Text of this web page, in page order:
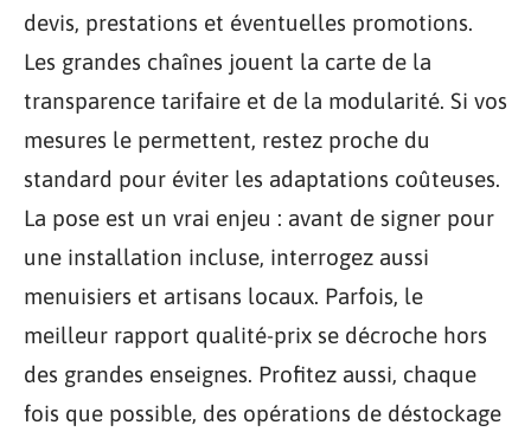
devis, prestations et éventuelles promotions.
Les grandes chaînes jouent la carte de la
transparence tarifaire et de la modularité. Si vos
mesures le permettent, restez proche du
standard pour éviter les adaptations coûteuses.
La pose est un vrai enjeu : avant de signer pour
une installation incluse, interrogez aussi
menuisiers et artisans locaux. Parfois, le
meilleur rapport qualité-prix se décroche hors
des grandes enseignes. Profitez aussi, chaque
fois que possible, des opérations de déstockage